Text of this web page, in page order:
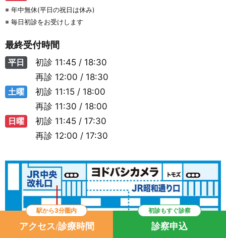
※ 年中無休(平日の祝日は休み)
※ 毎日初診をお受けします
最終受付時間
平日 初診 11:45 / 18:30
再診 12:00 / 18:30
土曜
初診 11:15 / 18:00
再診 11:30 / 18:00
日曜
初診 11:45 / 17:30
再診 12:00 / 17:30
駅から3分圏内
アクセス/診療時間
初診もすぐ診察
診察申込